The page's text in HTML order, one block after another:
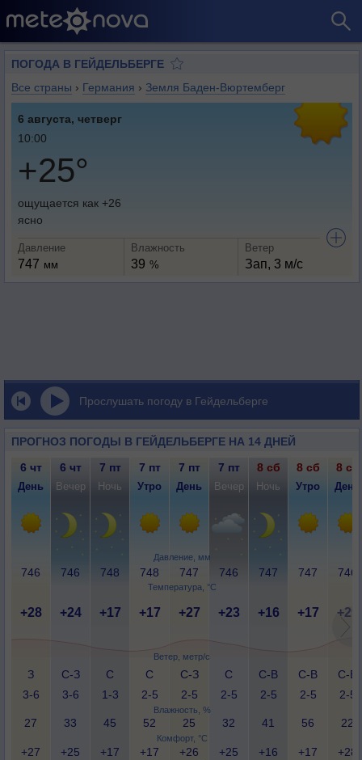
ПОГОДА В ГЕЙДЕЛЬБЕРГЕ
Все страны › Германия › Земля Баден-Вюртемберг
6 августа, четверг
10:00
+25°
ощущается как +26
ясно
Давление
747 мм
Влажность
39 %
Ветер
Зап, 3 м/с
Прослушать погоду в Гейдельберге
ПРОГНОЗ ПОГОДЫ В ГЕЙДЕЛЬБЕРГЕ НА 14 ДНЕЙ
Давление, мм
Температура, °C
Ветер, метр/с
Влажность, %
Комфорт, °C
6 чт 6 чт 7 пт 7 пт 7 пт 7 пт 8 сб 8 сб 8 сб
День Вечер Ночь Утро День Вечер Ночь Утро День
746 746 748 748 747 746 747 747 746
+28 +24 +17 +17 +27 +23 +16 +17 +29
З
3-6
С-З
3-6
С
1-3
С
2-5
С-З
2-5
С
2-5
С-В
2-5
С-В
2-5
С-В
2-5
27 33 45 52 25 32 41 56 22
+27 +25 +17 +17 +26 +25 +16 +17 +28